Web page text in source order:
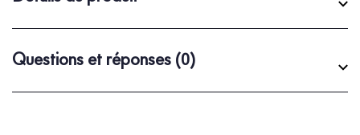
Questions et réponses (0)